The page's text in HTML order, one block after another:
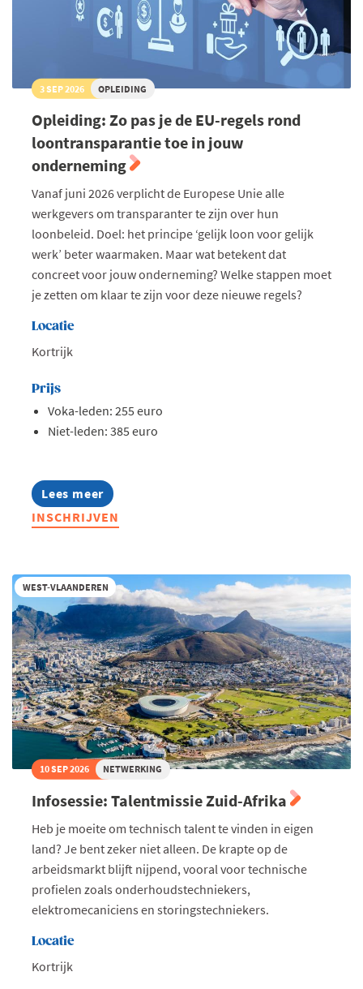
3 SEP 2026 OPLEIDING
Opleiding: Zo pas je de EU-regels rond
loontransparantie toe in jouw
onderneming
Vanaf juni 2026 verplicht de Europese Unie alle
werkgevers om transparanter te zijn over hun
loonbeleid. Doel: het principe ‘gelijk loon voor gelijk
werk’ beter waarmaken. Maar wat betekent dat
concreet voor jouw onderneming? Welke stappen moet
je zetten om klaar te zijn voor deze nieuwe regels?
Locatie
Kortrijk
Prijs
Voka-leden: 255 euro
Niet-leden: 385 euro
Lees meer
about
Opleiding:
Zo
EU-
regels
rond
loontransparantie
toe
in
jouw
onderneming
INSCHRIJVEN
WEST-VLAANDEREN
10 SEP 2026 NETWERKING
Infosessie: Talentmissie Zuid-Afrika
Heb je moeite om technisch talent te vinden in eigen
land? Je bent zeker niet alleen. De krapte op de
arbeidsmarkt blijft nijpend, vooral voor technische
profielen zoals onderhoudstechniekers,
elektromecaniciens en storingstechniekers.
Locatie
Kortrijk